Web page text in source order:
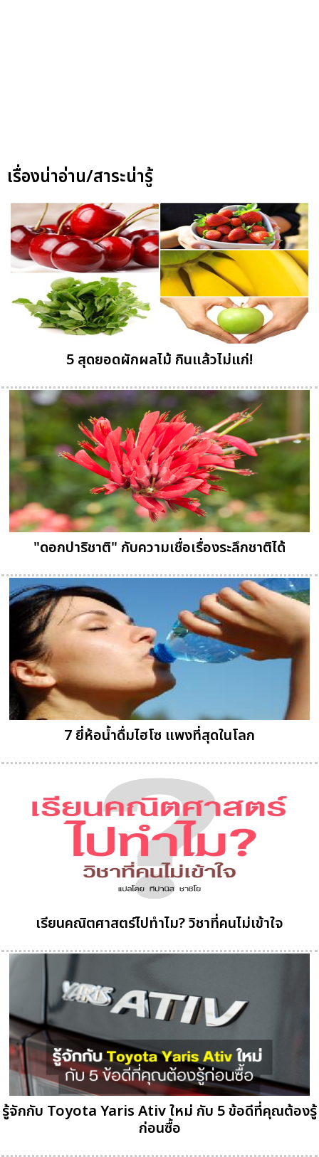
เรื่องน่าอ่าน/สาระน่ารู้
5 สุดยอดผักผลไม้ กินแล้วไม่แก่!
"ดอกปาริชาติ" กับความเชื่อเรื่องระลึกชาติได้
7 ยี่ห้อน้ำดื่มไฮโซ แพงที่สุดในโลก
เรียนคณิตศาสตร์ไปทำไม? วิชาที่คนไม่เข้าใจ
รู้จักกับ Toyota Yaris Ativ ใหม่ กับ 5 ข้อดีที่คุณต้องรู้
ก่อนซื้อ